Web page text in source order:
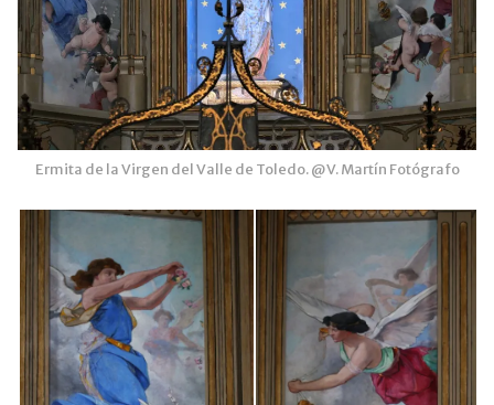
Ermita de la Virgen del Valle de Toledo. @V. Martín Fotógrafo